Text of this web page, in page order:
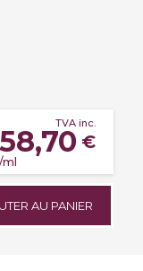
58,70 €
TVA inc.
/ml
AU PANIER